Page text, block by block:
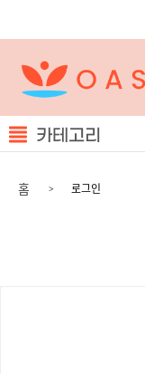
카테고리
홈 로그인